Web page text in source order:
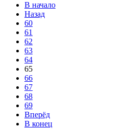
В начало
Назад
60
61
62
63
64
65
66
67
68
69
Вперёд
В конец